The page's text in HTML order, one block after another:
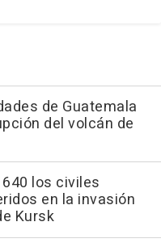
de Guatemala
del volcán de
los civiles
en la invasión
Kursk